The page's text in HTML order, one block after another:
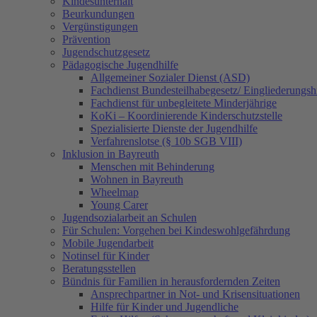
Beurkundungen
Vergünstigungen
Prävention
Jugendschutzgesetz
Pädagogische Jugendhilfe
Allgemeiner Sozialer Dienst (ASD)
Fachdienst Bundesteilhabegesetz/
Fachdienst für unbegleitete Minderjährige
KoKi – Koordinierende Kinderschutzstelle
Spezialisierte Dienste der Jugendhilfe
Verfahrenslotse (§ 10b SGB VIII)
Inklusion in Bayreuth
Menschen mit Behinderung
Wohnen in Bayreuth
Wheelmap
Young Carer
Jugendsozialarbeit an Schulen
Für Schulen: Vorgehen bei Kindeswohlgefährdung
Mobile Jugendarbeit
Notinsel für Kinder
Beratungsstellen
Bündnis für Familien in herausfordernden Zeiten
Ansprechpartner in Not- und Krisensituationen
Hilfe für Kinder und Jugendliche